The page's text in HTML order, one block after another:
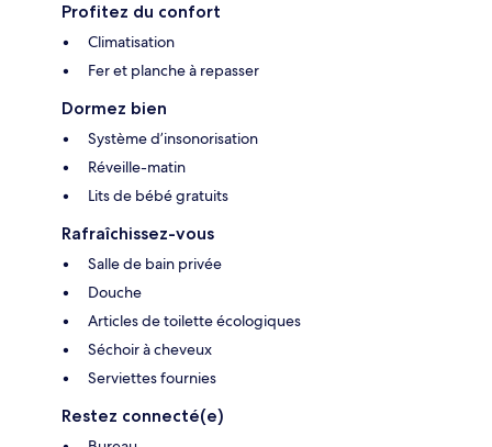
Profitez du confort
Climatisation
Fer et planche à repasser
Dormez bien
Système d’insonorisation
Réveille-matin
Lits de bébé gratuits
Rafraîchissez-vous
Salle de bain privée
Douche
Articles de toilette écologiques
Séchoir à cheveux
Serviettes fournies
Restez connecté(e)